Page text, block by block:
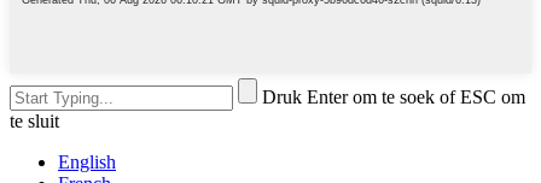
Druk Enter om te soek of ESC om
te sluit
English